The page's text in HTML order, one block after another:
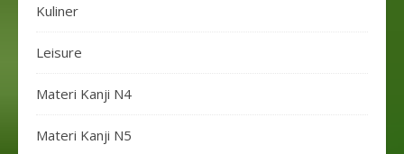
Kuliner
Leisure
Materi Kanji N4
Materi Kanji N5